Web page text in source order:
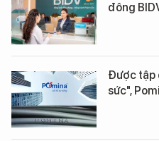
đông
Được tập
sức",